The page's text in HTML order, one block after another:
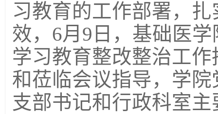
习教育的工作部署，
效， 6月 9 日，基础医
学习教育整改整治工
和莅临会议指导，学
支部书记和行政科室